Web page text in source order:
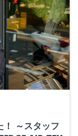
！ ～スタッフ